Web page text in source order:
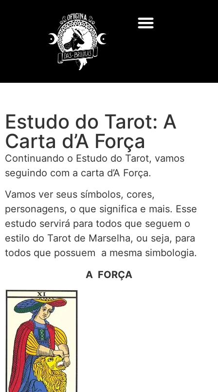
Estudo do Tarot: A
Carta d’A Força
Continuando o Estudo do Tarot, vamos
seguindo com a carta d’A Força.
Vamos ver seus símbolos, cores,
personagens, o que significa e mais. Esse
estudo servirá para todos que seguem o
estilo do Tarot de Marselha, ou seja, para
todos que possuem a mesma simbologia.
A FORÇA